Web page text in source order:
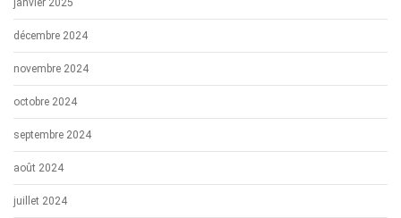
décembre 2024
novembre 2024
octobre 2024
septembre 2024
août 2024
juillet 2024